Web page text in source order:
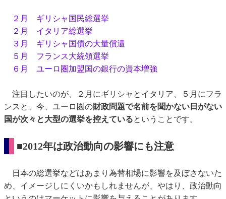
２月 ギリシャ国民総選挙
２月 イタリア総選挙
３月 ギリシャ国債の大量償還
５月 フランス大統領選挙
６月 ユーロ圏加盟国の銀行の資本増強
注目したいのが、２月にギリシャとイタリア、５月にフラ
ンスと、今、ユーロ圏の財政問題で名前を聞かない日がない
国が次々と大型の選挙を控えているということです。
■2012年は政治動向の影響にも注意
日本の総選挙などはあまり為替相場に影響を及ぼさないた
め、イメージしにくいかもしれませんが、やはり、政治動向